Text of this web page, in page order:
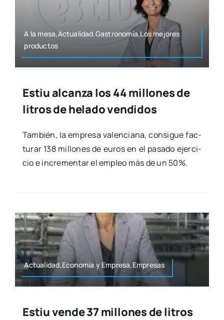
A la mesa,Actualidad,Gastronomía,Los mejo­res
pro­duc­tos
Estiu alcanza los 44 millones de
litros de helado vendidos
Tam­bién, la empre­sa valen­cia­na, con­si­gue fac­
tu­rar 138 millo­nes de euros en el pasa­do ejer­ci­
cio e incre­men­tar el empleo más de un 50%.
Actualidad,Economía y Empresa,Empresas
Estiu vende 37 millones de litros